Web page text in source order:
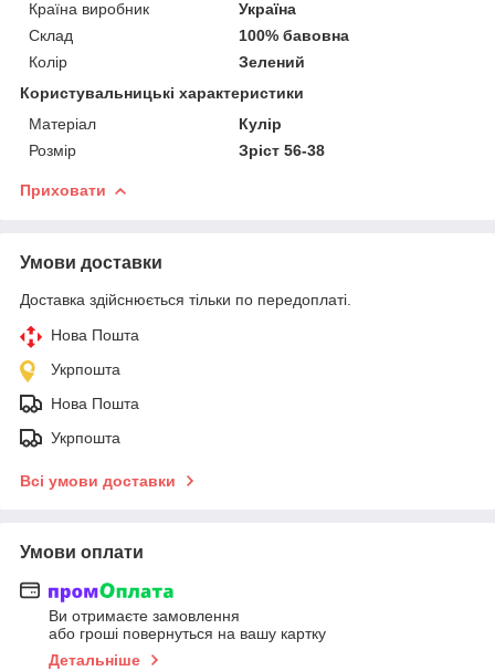
Країна виробник
Україна
Склад
100% бавовна
Колір
Зелений
Користувальницькі характеристики
Матеріал
Кулір
Розмір
Зріст 56-38
Приховати
Умови доставки
Доставка здійснюється тільки по передоплаті.
Нова Пошта
Укрпошта
Нова Пошта
Укрпошта
Всі умови доставки
Умови оплати
Ви отримаєте замовлення
або гроші повернуться на вашу картку
Детальніше